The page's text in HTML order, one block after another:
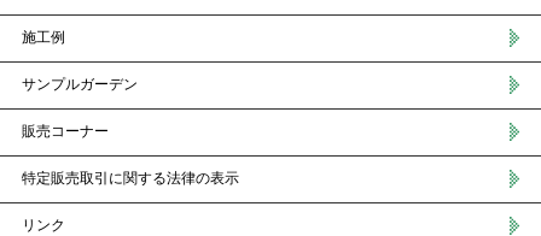
施工例
サンプルガーデン
販売コーナー
特定販売取引に関する法律の表示
リンク